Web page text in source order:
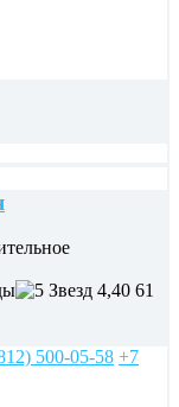
4,40 61
500-05-58 +7